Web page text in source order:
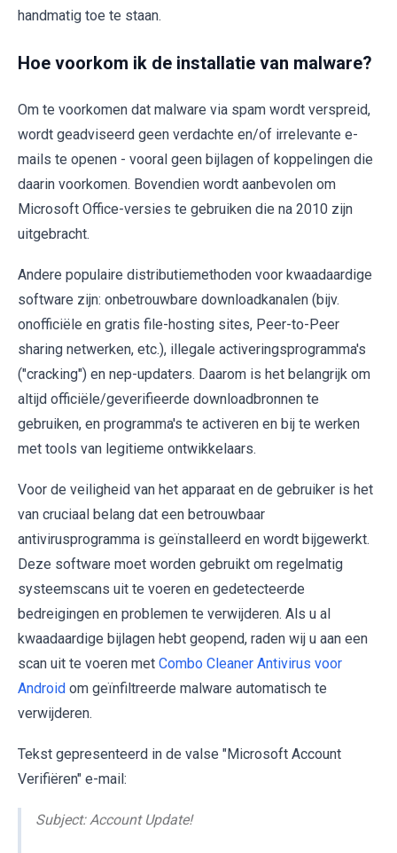
handmatig toe te staan.
Hoe voorkom ik de installatie van malware?
Om te voorkomen dat malware via spam wordt verspreid,
wordt geadviseerd geen verdachte en/of irrelevante e-
mails te openen - vooral geen bijlagen of koppelingen die
daarin voorkomen. Bovendien wordt aanbevolen om
Microsoft Office-versies te gebruiken die na 2010 zijn
uitgebracht.
Andere populaire distributiemethoden voor kwaadaardige
software zijn: onbetrouwbare downloadkanalen (bijv.
onofficiële en gratis file-hosting sites, Peer-to-Peer
sharing netwerken, etc.), illegale activeringsprogramma's
("cracking") en nep-updaters. Daarom is het belangrijk om
altijd officiële/geverifieerde downloadbronnen te
gebruiken, en programma's te activeren en bij te werken
met tools van legitieme ontwikkelaars.
Voor de veiligheid van het apparaat en de gebruiker is het
van cruciaal belang dat een betrouwbaar
antivirusprogramma is geïnstalleerd en wordt bijgewerkt.
Deze software moet worden gebruikt om regelmatig
systeemscans uit te voeren en gedetecteerde
bedreigingen en problemen te verwijderen. Als u al
kwaadaardige bijlagen hebt geopend, raden wij u aan een
scan uit te voeren met Combo Cleaner Antivirus voor
Android om geïnfiltreerde malware automatisch te
verwijderen.
Tekst gepresenteerd in de valse "Microsoft Account
Verifiëren" e-mail:
Subject: Account Update!